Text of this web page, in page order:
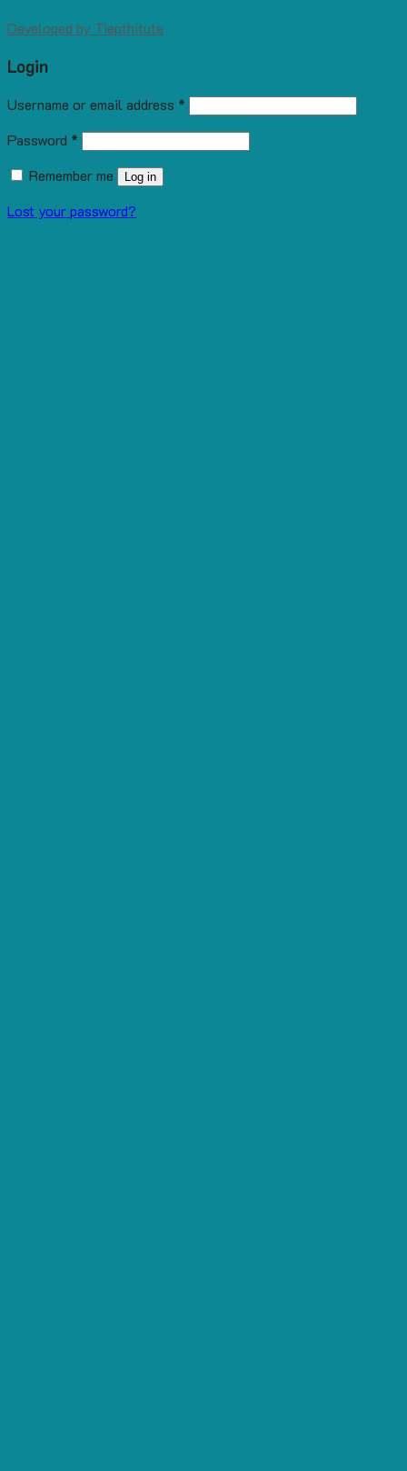
Developed by Tiepthitute
Login
Username or email address *
Password *
Remember me
Log in
Lost your password?